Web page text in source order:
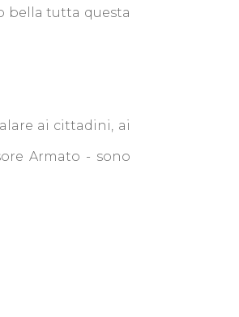
bella tutta questa
ai cittadini, ai
Armato - sono